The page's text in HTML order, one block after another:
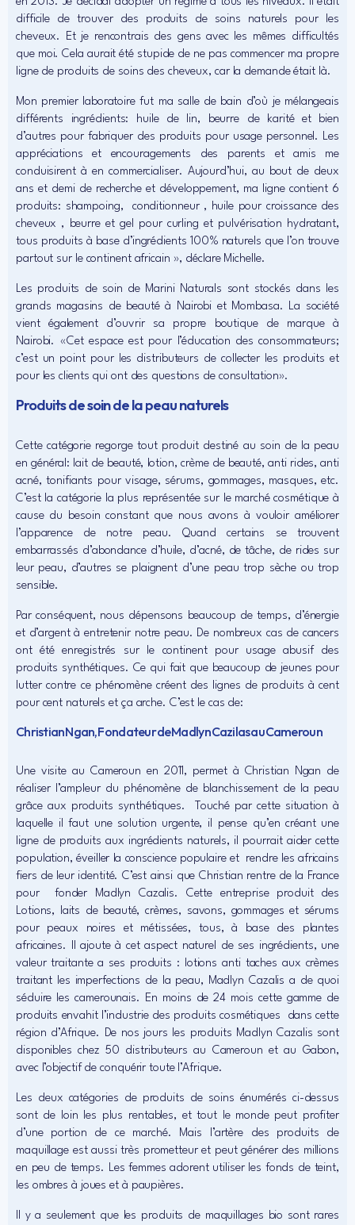
difficile de trouver des produits de soins naturels pour les
cheveux. Et je rencontrais des gens avec les mêmes difficultés
que moi. Cela aurait été stupide de ne pas commencer ma propre
ligne de produits de soins des cheveux, car la demande était là.
Mon premier laboratoire fut ma salle de bain d’où je mélangeais
différents ingrédients: huile de lin, beurre de karité et bien
d’autres pour fabriquer des produits pour usage personnel. Les
appréciations et encouragements des parents et amis me
conduisirent à en commercialiser. Aujourd’hui, au bout de deux
ans et demi de recherche et développement, ma ligne contient 6
produits: shampoing, conditionneur , huile pour croissance des
cheveux , beurre et gel pour curling et pulvérisation hydratant,
tous produits à base d’ingrédients 100% naturels que l’on trouve
partout sur le continent africain », déclare Michelle.
Les produits de soin de Marini Naturals sont stockés dans les
grands magasins de beauté à Nairobi et Mombasa. La société
vient également d’ouvrir sa propre boutique de marque à
Nairobi. «Cet espace est pour l’éducation des consommateurs;
c’est un point pour les distributeurs de collecter les produits et
pour les clients qui ont des questions de consultation».
Produits de soin de la peau naturels
Cette catégorie regorge tout produit destiné au soin de la peau
en général: lait de beauté, lotion, crème de beauté, anti rides, anti
acné, tonifiants pour visage, sérums, gommages, masques, etc.
C’est la catégorie la plus représentée sur le marché cosmétique à
cause du besoin constant que nous avons à vouloir améliorer
l’apparence de notre peau. Quand certains se trouvent
embarrassés d’abondance d’huile, d’acné, de tâche, de rides sur
leur peau, d’autres se plaignent d’une peau trop sèche ou trop
sensible.
Par conséquent, nous dépensons beaucoup de temps, d’énergie
et d’argent à entretenir notre peau. De nombreux cas de cancers
ont été enregistrés sur le continent pour usage abusif des
produits synthétiques. Ce qui fait que beaucoup de jeunes pour
lutter contre ce phénomène créent des lignes de produits à cent
pour cent naturels et ça arche. C’est le cas de:
Christian Ngan, Fondateur de Madlyn Cazilas au Cameroun
Une visite au Cameroun en 2011, permet à Christian Ngan de
réaliser l’ampleur du phénomène de blanchissement de la peau
grâce aux produits synthétiques. Touché par cette situation à
laquelle il faut une solution urgente, il pense qu’en créant une
ligne de produits aux ingrédients naturels, il pourrait aider cette
population, éveiller la conscience populaire et rendre les africains
fiers de leur identité. C’est ainsi que Christian rentre de la France
pour fonder Madlyn Cazalis. Cette entreprise produit des
Lotions, laits de beauté, crèmes, savons, gommages et sérums
pour peaux noires et métissées, tous, à base des plantes
africaines. Il ajoute à cet aspect naturel de ses ingrédients, une
valeur traitante a ses produits : lotions anti taches aux crèmes
traitant les imperfections de la peau, Madlyn Cazalis a de quoi
séduire les camerounais. En moins de 24 mois cette gamme de
produits envahit l’industrie des produits cosmétiques dans cette
région d’Afrique. De nos jours les produits Madlyn Cazalis sont
disponibles chez 50 distributeurs au Cameroun et au Gabon,
avec l’objectif de conquérir toute l’Afrique.
Les deux catégories de produits de soins énumérés ci-dessus
sont de loin les plus rentables, et tout le monde peut profiter
d’une portion de ce marché. Mais l’artère des produits de
maquillage est aussi très prometteur et peut générer des millions
en peu de temps. Les femmes adorent utiliser les fonds de teint,
les ombres à joues et à paupières.
Il y a seulement que les produits de maquillages bio sont rares